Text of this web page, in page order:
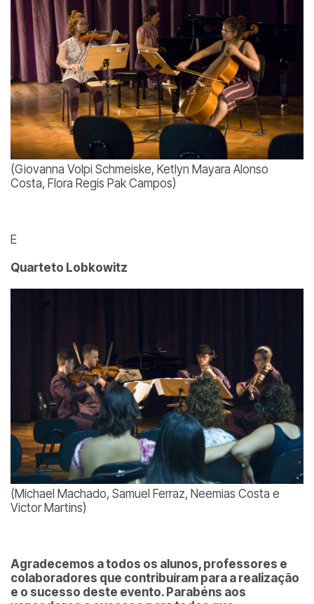
(Giovanna Volpi Schmeiske, Ketlyn Mayara Alonso
Costa, Flora Regis Pak Campos)
E
Quarteto Lobkowitz
(Michael Machado, Samuel Ferraz, Neemias Costa e
Victor Martins)
Agradecemos a todos os alunos, professores e
colaboradores que contribuíram para a realização
e o sucesso deste evento. Parabéns aos